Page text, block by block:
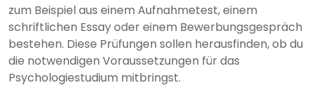
zum Beispiel aus einem Aufnahmetest, einem
schriftlichen Essay oder einem Bewerbungsgespräch
bestehen. Diese Prüfungen sollen herausfinden, ob du
die notwendigen Voraussetzungen für das
Psychologiestudium mitbringst.